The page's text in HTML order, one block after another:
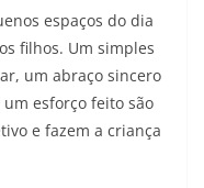
espaços do dia
filhos. Um simples
um abraço sincero
esforço feito são
e fazem a criança